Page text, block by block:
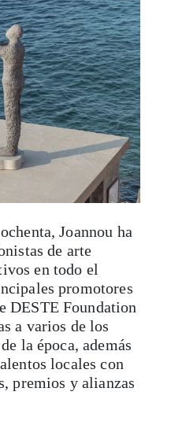
Joannou ha
de arte
en todo el
promotores
DESTE Foundation
a varios de los
la época, además
locales con
premios y alianzas